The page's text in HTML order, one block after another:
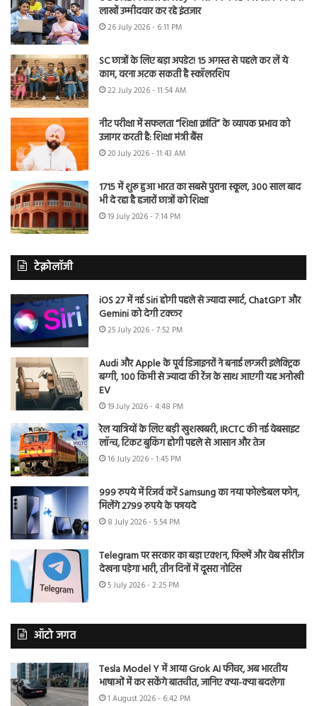
लाखों उम्मीदवार कर रहे इंतजार
26 July 2026 - 6:11 PM
SC छात्रों के लिए बड़ा अपडेट! 15 अगस्त से पहले कर लें ये
काम, वरना अटक सकती है स्कॉलरशिप
22 July 2026 - 11:54 AM
नीट परीक्षा में सफलता “शिक्षा क्रांति” के व्यापक प्रभाव को
उजागर करती है: शिक्षा मंत्री बैंस
20 July 2026 - 11:43 AM
1715 में शुरू हुआ भारत का सबसे पुराना स्कूल, 300 साल बाद
भी दे रहा है हजारों छात्रों को शिक्षा
19 July 2026 - 7:14 PM
टेक्नोलॉजी
iOS 27 में नई Siri होगी पहले से ज्यादा स्मार्ट, ChatGPT और
Gemini को देगी टक्कर
25 July 2026 - 7:52 PM
Audi और Apple के पूर्व डिजाइनरों ने बनाई लग्जरी इलेक्ट्रिक
बग्गी, 100 किमी से ज्यादा की रेंज के साथ आएगी यह अनोखी
EV
19 July 2026 - 4:48 PM
रेल यात्रियों के लिए बड़ी खुशखबरी, IRCTC की नई वेबसाइट
लॉन्च, टिकट बुकिंग होगी पहले से आसान और तेज
16 July 2026 - 1:45 PM
999 रुपये में रिजर्व करें Samsung का नया फोल्डेबल फोन,
मिलेंगे 2799 रुपये के फायदे
8 July 2026 - 5:54 PM
Telegram पर सरकार का बड़ा एक्शन, फिल्में और वेब सीरीज
देखना पड़ेगा भारी, तीन दिनों में दूसरा नोटिस
5 July 2026 - 2:25 PM
ऑटो जगत
Tesla Model Y में आया Grok AI फीचर, अब भारतीय
भाषाओं में कर सकेंगे बातचीत, जानिए क्या-क्या बदलेगा
1 August 2026 - 6:42 PM